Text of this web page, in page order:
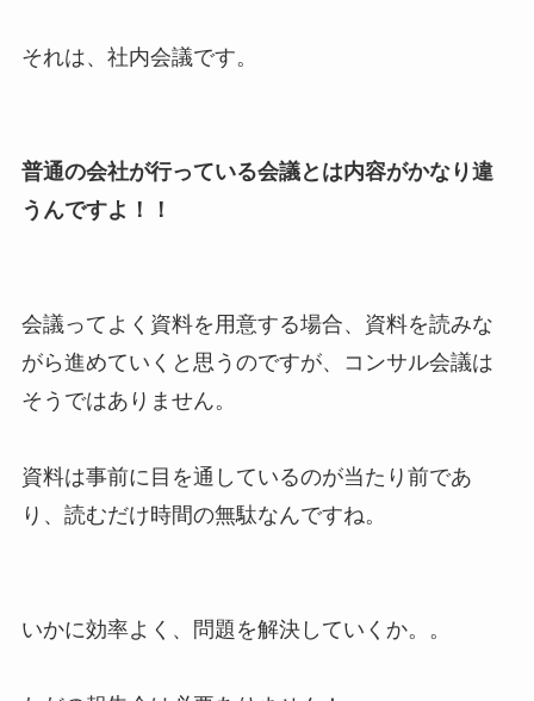
それは、社内会議です。
普通の会社が行っている会議とは内容がかなり違
うんですよ！！
会議ってよく資料を用意する場合、資料を読みな
がら進めていくと思うのですが、コンサル会議は
そうではありません。
資料は事前に目を通しているのが当たり前であ
り、読むだけ時間の無駄なんですね。
いかに効率よく、問題を解決していくか。。